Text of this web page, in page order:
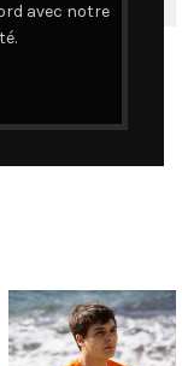
avec notre